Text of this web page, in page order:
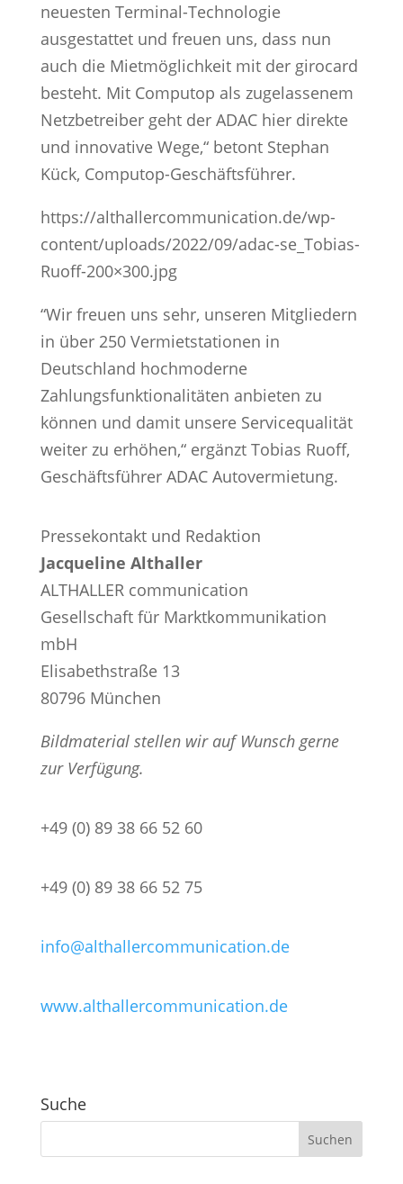
neuesten Terminal-Technologie
ausgestattet und freuen uns, dass nun
auch die Mietmöglichkeit mit der girocard
besteht. Mit Computop als zugelassenem
Netzbetreiber geht der ADAC hier direkte
und innovative Wege,“ betont Stephan
Kück, Computop-Geschäftsführer.
https://althallercommunication.de/wp-
content/uploads/2022/09/adac-se_Tobias-
Ruoff-200×300.jpg
“Wir freuen uns sehr, unseren Mitgliedern
in über 250 Vermietstationen in
Deutschland hochmoderne
Zahlungsfunktionalitäten anbieten zu
können und damit unsere Servicequalität
weiter zu erhöhen,“ ergänzt Tobias Ruoff,
Geschäftsführer ADAC Autovermietung.
Pressekontakt und Redaktion
Jacqueline Althaller
ALTHALLER communication
Gesellschaft für Marktkommunikation
mbH
Elisabethstraße 13
80796 München
Bildmaterial stellen wir auf Wunsch gerne
zur Verfügung.
+49 (0) 89 38 66 52 60
+49 (0) 89 38 66 52 75
info@althallercommunication.de
www.althallercommunication.de
Suche